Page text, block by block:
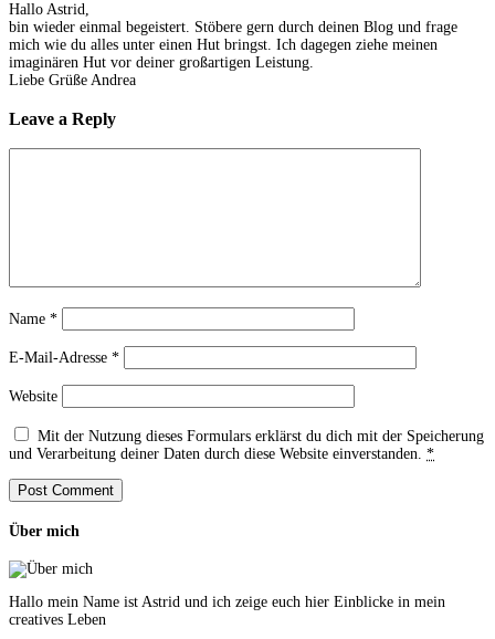
Hallo Astrid,
bin wieder einmal begeistert. Stöbere gern durch deinen Blog und frage
mich wie du alles unter einen Hut bringst. Ich dagegen ziehe meinen
imaginären Hut vor deiner großartigen Leistung.
Liebe Grüße Andrea
Leave a Reply
Name *
E-Mail-Adresse *
Website
Mit der Nutzung dieses Formulars erklärst du dich mit der Speicherung
und Verarbeitung deiner Daten durch diese Website einverstanden. *
Über mich
Hallo mein Name ist Astrid und ich zeige euch hier Einblicke in mein
creatives Leben